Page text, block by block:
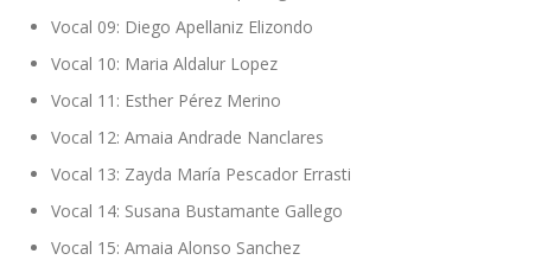
Vocal 09: Diego Apellaniz Elizondo
Vocal 10: Maria Aldalur Lopez
Vocal 11: Esther Pérez Merino
Vocal 12: Amaia Andrade Nanclares
Vocal 13: Zayda María Pescador Errasti
Vocal 14: Susana Bustamante Gallego
Vocal 15: Amaia Alonso Sanchez